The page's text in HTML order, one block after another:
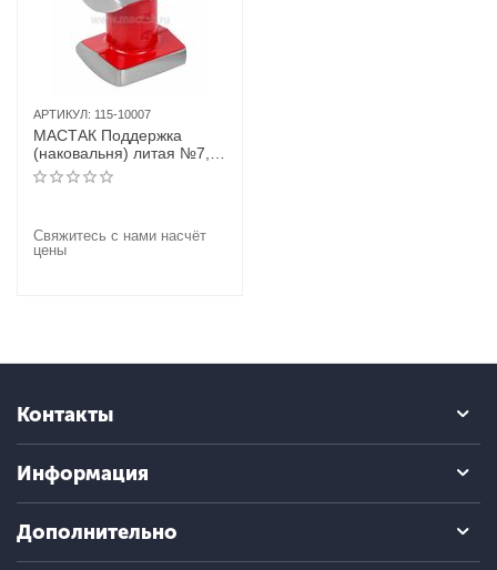
АРТИКУЛ: 115-10007
МАСТАК Поддержка
(наковальня) литая №7,
двухсторонняя
Свяжитесь с нами насчёт
цены
Контакты
Информация
Дополнительно